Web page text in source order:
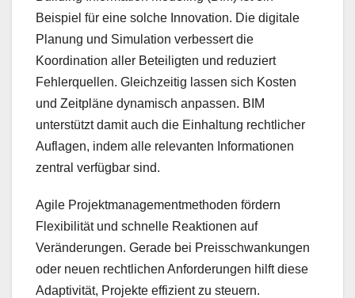
Beispiel für eine solche Innovation. Die digitale
Planung und Simulation verbessert die
Koordination aller Beteiligten und reduziert
Fehlerquellen. Gleichzeitig lassen sich Kosten
und Zeitpläne dynamisch anpassen. BIM
unterstützt damit auch die Einhaltung rechtlicher
Auflagen, indem alle relevanten Informationen
zentral verfügbar sind.
Agile Projektmanagementmethoden fördern
Flexibilität und schnelle Reaktionen auf
Veränderungen. Gerade bei Preisschwankungen
oder neuen rechtlichen Anforderungen hilft diese
Adaptivität, Projekte effizient zu steuern.